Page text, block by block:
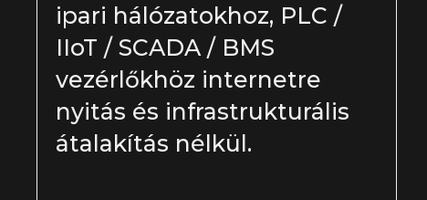
ipari hálózatokhoz, PLC /
IIoT / SCADA / BMS
vezérlőkhöz internetre
nyitás és infrastrukturális
átalakítás nélkül.